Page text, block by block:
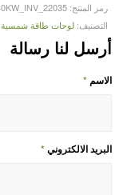
رمز المنتج: 22035_MDB_ABB_COMBOX_IN_400A_200KW_PV_40KW_INV
التصنيف: لوحات طاقة شمسية
أرسل لنا رسالة
الاسم *
البريد الالكتروني*